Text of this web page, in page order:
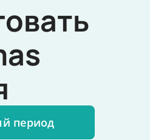
период